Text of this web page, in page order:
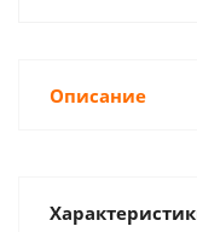
Описание